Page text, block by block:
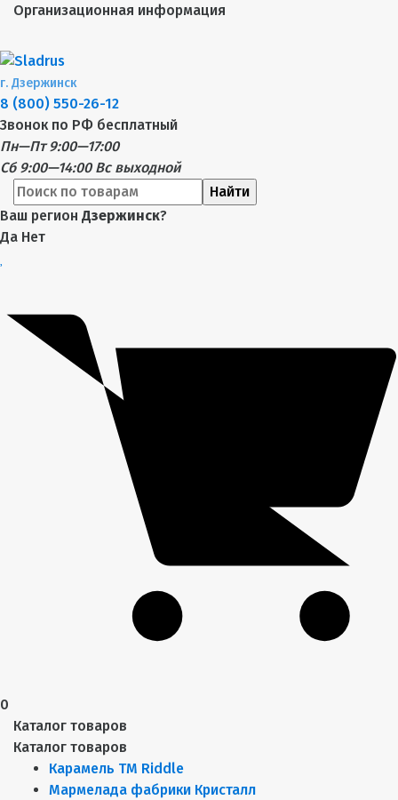
Организационная информация
г. Дзержинск
8 (800) 550-26-12
Звонок по РФ бесплатный
Пн—Пт 9:00—17:00
Сб 9:00—14:00 Вс выходной
Найти
Ваш регион Дзержинск?
Да Нет
0
Каталог товаров
Каталог товаров
Карамель ТМ Riddle
Мармелада фабрики Кристалл